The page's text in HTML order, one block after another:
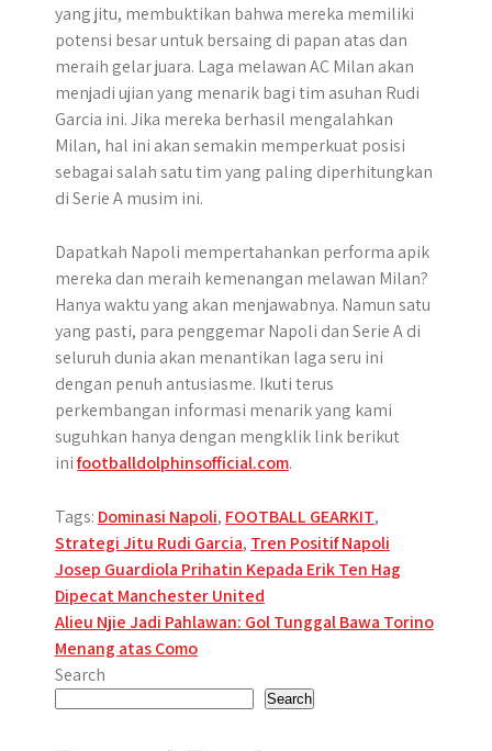
yang jitu, membuktikan bahwa mereka memiliki
potensi besar untuk bersaing di papan atas dan
meraih gelar juara. Laga melawan AC Milan akan
menjadi ujian yang menarik bagi tim asuhan Rudi
Garcia ini. Jika mereka berhasil mengalahkan
Milan, hal ini akan semakin memperkuat posisi
sebagai salah satu tim yang paling diperhitungkan
di Serie A musim ini.
Dapatkah Napoli mempertahankan performa apik
mereka dan meraih kemenangan melawan Milan?
Hanya waktu yang akan menjawabnya. Namun satu
yang pasti, para penggemar Napoli dan Serie A di
seluruh dunia akan menantikan laga seru ini
dengan penuh antusiasme. Ikuti terus
perkembangan informasi menarik yang kami
suguhkan hanya dengan mengklik link berikut
inifootballdolphinsofficial.com.
Tags: Dominasi Napoli, FOOTBALL GEARKIT,
Strategi Jitu Rudi Garcia, Tren Positif Napoli
Post
navigation
Josep Guardiola Prihatin Kepada Erik Ten Hag
Dipecat Manchester United
Alieu Njie Jadi Pahlawan: Gol Tunggal Bawa Torino
Menang atas Como
Search
Search